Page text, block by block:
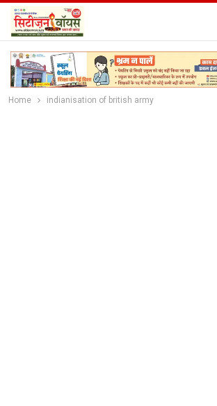
Home indianisation of british army